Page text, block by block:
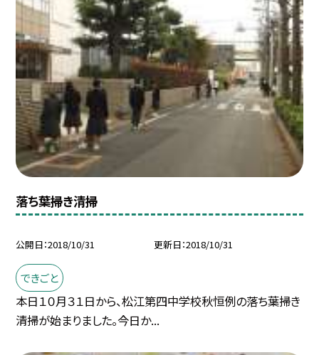
落ち葉掃き清掃
公開日 2018/10/31 更新日 2018/10/31
できごと
本日１０月３１日から、松江第四中学校秋恒例の落ち葉掃き
清掃が始まりました。今日か...